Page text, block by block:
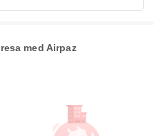
med Airpaz